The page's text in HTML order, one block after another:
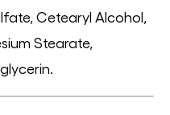
Cetearyl Alcohol,
Stearate,